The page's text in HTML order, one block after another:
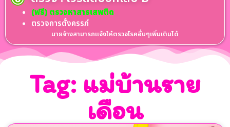
(ฟรี) ตรวจหาสารเสพติด
ตรวจการตั้งครรภ์
นายจ้างสามารถแจ้งให้ตรวจโรคอื่นๆเพิ่มเติมได้
Tag: แม่บ้านราย
เดือน